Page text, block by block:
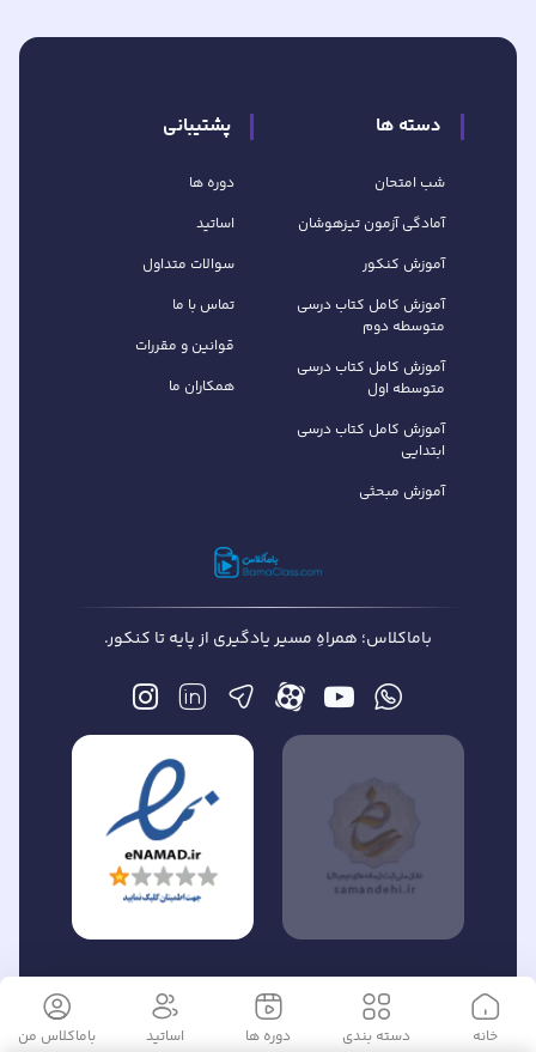
خانه دسته بندی دوره ها اساتید باماکلاس من
دسته ها
شب امتحان
آمادگی آزمون تیزهوشان
آموزش کنکور
آموزش کامل کتاب‌ درسی
متوسطه دوم
آموزش کامل کتاب‌ درسی
متوسطه اول
آموزش کامل کتاب درسی
ابتدایی
آموزش مبحثی
پشتیبانی
دوره ها
اساتید
سوالات متداول
تماس با ما
قوانین و مقررات
همکاران ما
باماکلاس؛ همراهِ مسیر یادگیری از پایه تا کنکور.
تمام حقوق این وبسایت متعلق به « مسیر سبز آموزش